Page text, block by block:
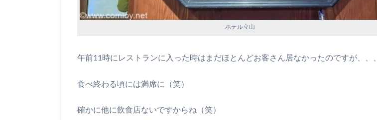
ホテル立山
午前11時にレストランに入った時はまだほとんどお客さん居なかったのですが、、、
食べ終わる頃には満席に（笑）
確かに他に飲食店ないですからね（笑）